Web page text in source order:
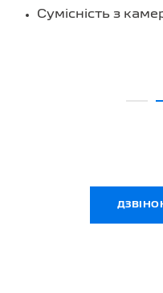
Сумісність з